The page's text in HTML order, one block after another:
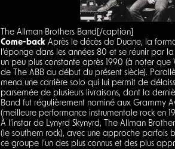
The Allman Brothers Band[/caption]
Come-back Après le décès de Duane, la
l’éponge dans les années 80 et se réunir par
un peu plus constante après 1990 (à noter que
de The ABB au début du présent siècle).
mena une carrière solo qui lui permit de
parsemée de plusieurs livraisons, dont la
Band fut régulièrement nominé aux Grammy
(meilleure performance instrumentale rock en
À l’instar de Lynyrd Skynyrd, The Allman
(le southern rock), avec une approche parfois
ce groupe l’un des plus connus et des plus